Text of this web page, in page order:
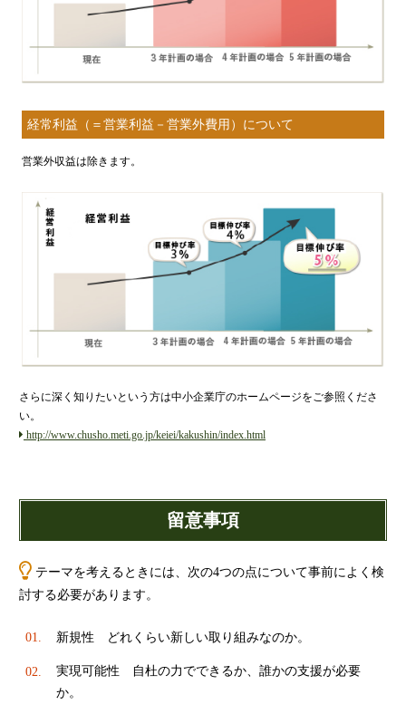
経常利益（＝営業利益－営業外費用）について
営業外収益は除きます。
さらに深く知りたいという方は中小企業庁のホームページをご参照くださ
い。
http://www.chusho.meti.go.jp/keiei/kakushin/index.html
留意事項
テーマを考えるときには、次の4つの点について事前によく検
討する必要があります。
新規性 どれくらい新しい取り組みなのか。
実現可能性 自杜の力でできるか、誰かの支援が必要
か。